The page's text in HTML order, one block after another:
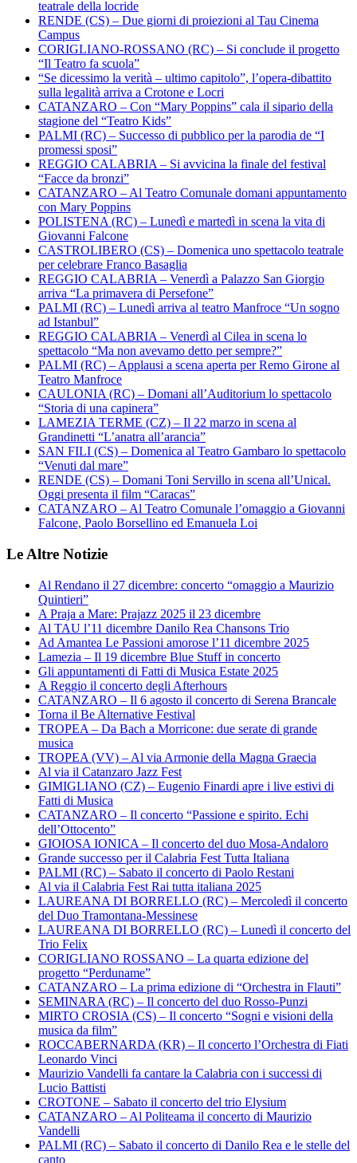
teatrale della locride
RENDE (CS) – Due giorni di proiezioni al Tau Cinema
Campus
CORIGLIANO-ROSSANO (RC) – Si conclude il progetto
“Il Teatro fa scuola”
“Se dicessimo la verità – ultimo capitolo”, l’opera-dibattito
sulla legalità arriva a Crotone e Locri
CATANZARO – Con “Mary Poppins” cala il sipario della
stagione del “Teatro Kids”
PALMI (RC) – Successo di pubblico per la parodia de “I
promessi sposi”
REGGIO CALABRIA – Si avvicina la finale del festival
“Facce da bronzi”
CATANZARO – Al Teatro Comunale domani appuntamento
con Mary Poppins
POLISTENA (RC) – Lunedì e martedì in scena la vita di
Giovanni Falcone
CASTROLIBERO (CS) – Domenica uno spettacolo teatrale
per celebrare Franco Basaglia
REGGIO CALABRIA – Venerdì a Palazzo San Giorgio
arriva “La primavera di Persefone”
PALMI (RC) – Lunedì arriva al teatro Manfroce “Un sogno
ad Istanbul”
REGGIO CALABRIA – Venerdì al Cilea in scena lo
spettacolo “Ma non avevamo detto per sempre?”
PALMI (RC) – Applausi a scena aperta per Remo Girone al
Teatro Manfroce
CAULONIA (RC) – Domani all’Auditorium lo spettacolo
“Storia di una capinera”
LAMEZIA TERME (CZ) – Il 22 marzo in scena al
Grandinetti “L’anatra all’arancia”
SAN FILI (CS) – Domenica al Teatro Gambaro lo spettacolo
“Venuti dal mare”
RENDE (CS) – Domani Toni Servillo in scena all’Unical.
Oggi presenta il film “Caracas”
CATANZARO – Al Teatro Comunale l’omaggio a Giovanni
Falcone, Paolo Borsellino ed Emanuela Loi
Le Altre Notizie
Al Rendano il 27 dicembre: concerto “omaggio a Maurizio
Quintieri”
A Praja a Mare: Prajazz 2025 il 23 dicembre
Al TAU l’11 dicembre Danilo Rea Chansons Trio
Ad Amantea Le Passioni amorose l’11 dicembre 2025
Lamezia – Il 19 dicembre Blue Stuff in concerto
Gli appuntamenti di Fatti di Musica Estate 2025
A Reggio il concerto degli Afterhours
CATANZARO – Il 6 agosto il concerto di Serena Brancale
Torna il Be Alternative Festival
TROPEA – Da Bach a Morricone: due serate di grande
musica
TROPEA (VV) – Al via Armonie della Magna Graecia
Al via il Catanzaro Jazz Fest
GIMIGLIANO (CZ) – Eugenio Finardi apre i live estivi di
Fatti di Musica
CATANZARO – Il concerto “Passione e spirito. Echi
dell’Ottocento”
GIOIOSA IONICA – Il concerto del duo Mosa-Andaloro
Grande successo per il Calabria Fest Tutta Italiana
PALMI (RC) – Sabato il concerto di Paolo Restani
Al via il Calabria Fest Rai tutta italiana 2025
LAUREANA DI BORRELLO (RC) – Mercoledì il concerto
del Duo Tramontana-Messinese
LAUREANA DI BORRELLO (RC) – Lunedì il concerto del
Trio Felix
CORIGLIANO ROSSANO – La quarta edizione del
progetto “Perduname”
CATANZARO – La prima edizione di “Orchestra in Flauti”
SEMINARA (RC) – Il concerto del duo Rosso-Punzi
MIRTO CROSIA (CS) – Il concerto “Sogni e visioni della
musica da film”
ROCCABERNARDA (KR) – Il concerto l’Orchestra di Fiati
Leonardo Vinci
Maurizio Vandelli fa cantare la Calabria con i successi di
Lucio Battisti
CROTONE – Sabato il concerto del trio Elysium
CATANZARO – Al Politeama il concerto di Maurizio
Vandelli
PALMI (RC) – Sabato il concerto di Danilo Rea e le stelle del
canto